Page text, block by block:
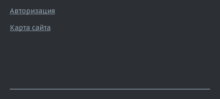
Авторизация
Карта сайта